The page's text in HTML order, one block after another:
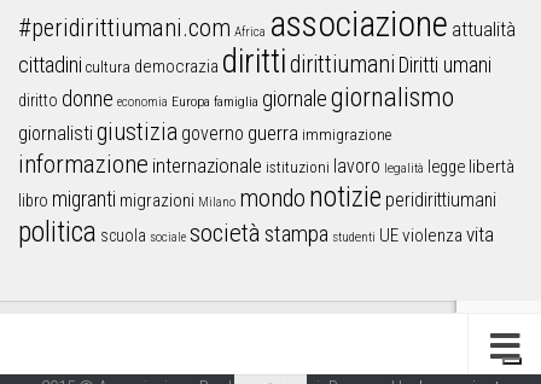
#peridirittiumani.com Africa associazione attualità
cittadini cultura democrazia dirittidirittiumani Diritti umani
diritto donne economia Europa famiglia giornalegiornalismo
giornalistigiustizia governo guerra immigrazione
informazione internazionale istituzioni lavoro legalità legge libertà
libro migranti migrazioni Milano mondo notizie peridirittiumani
politica scuola sociale società stampa studenti UEviolenza vita